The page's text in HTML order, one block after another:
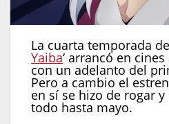
La cuarta temporada de
Yaiba‘ arrancó en
con un adelanto del
Pero a cambio el
en sí se hizo de rogar
todo hasta mayo.